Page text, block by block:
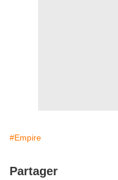
#Empire
Partager